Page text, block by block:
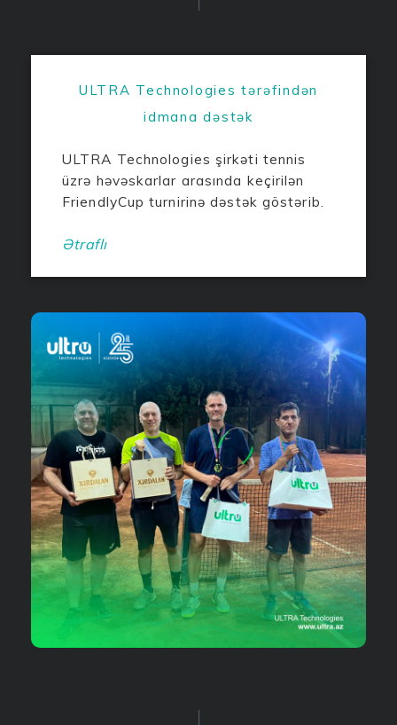
ULTRA Technologies tərəfindən
idmana dəstək
ULTRA Technologies şirkəti tennis
üzrə həvəskarlar arasında keçirilən
FriendlyCup turnirinə dəstək göstərib.
Ətraflı